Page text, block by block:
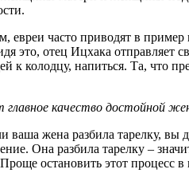
часто приводят в
это, отец Ицхака
к колодцу, напиться. Та, что
главное качество достойной
ваша жена разбила тарелку,
Она разбила тарелку –
остановить этот